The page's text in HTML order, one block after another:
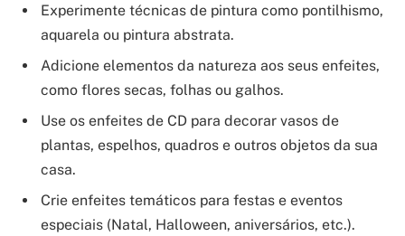
Experimente técnicas de pintura como pontilhismo,
aquarela ou pintura abstrata.
Adicione elementos da natureza aos seus enfeites,
como flores secas, folhas ou galhos.
Use os enfeites de CD para decorar vasos de
plantas, espelhos, quadros e outros objetos da sua
casa.
Crie enfeites temáticos para festas e eventos
especiais (Natal, Halloween, aniversários, etc.).